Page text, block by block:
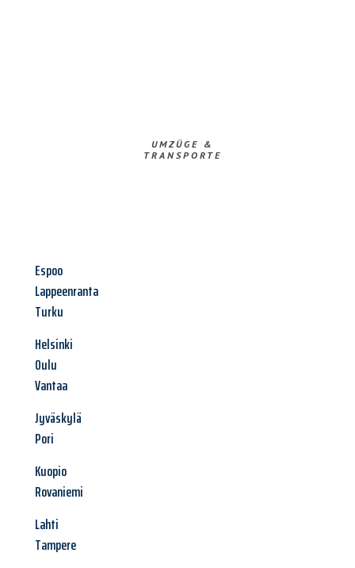
UMZÜGE &
TRANSPORTE
Espoo
Lappeenranta
Turku
Helsinki
Oulu
Vantaa
Jyväskylä
Pori
Kuopio
Rovaniemi
Lahti
Tampere